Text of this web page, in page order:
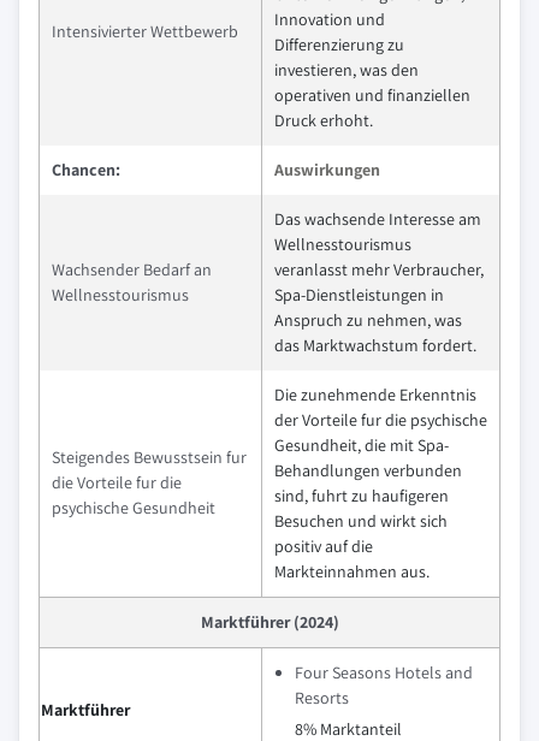
Intensivierter Wettbewerb
Innovation und
Differenzierung zu
investieren, was den
operativen und finanziellen
Druck erhoht.
Chancen: Auswirkungen
Wachsender Bedarf an
Wellnesstourismus
Das wachsende Interesse am
Wellnesstourismus
veranlasst mehr Verbraucher,
Spa-Dienstleistungen in
Anspruch zu nehmen, was
das Marktwachstum fordert.
Steigendes Bewusstsein fur
die Vorteile fur die
psychische Gesundheit
Die zunehmende Erkenntnis
der Vorteile fur die psychische
Gesundheit, die mit Spa-
Behandlungen verbunden
sind, fuhrt zu haufigeren
Besuchen und wirkt sich
positiv auf die
Markteinnahmen aus.
Marktführer (2024)
Marktführer
Four Seasons Hotels and
Resorts
8% Marktanteil